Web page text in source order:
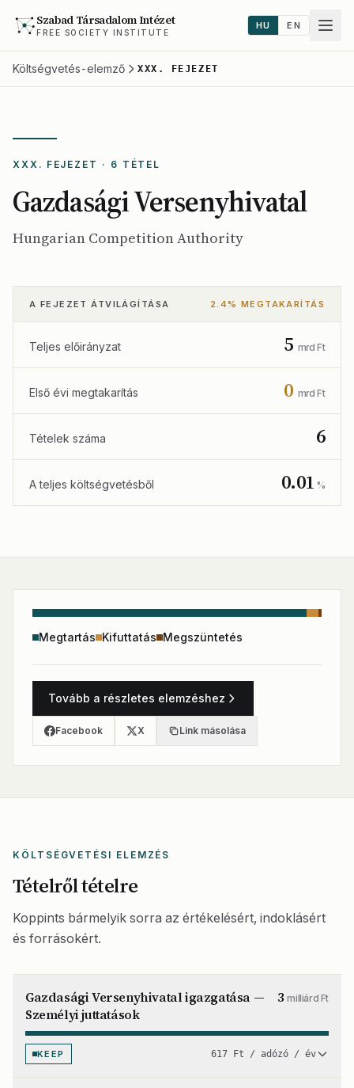
Szabad Társadalom Intézet
FREE SOCIETY INSTITUTE
HU EN
Költségvetés-elemző XXX. FEJEZET
XXX. FEJEZET · 6 TÉTEL
Gazdasági Versenyhivatal
Hungarian Competition Authority
A FEJEZET ÁTVILÁGÍTÁSA 2.4% MEGTAKARÍTÁS
Teljes előirányzat 5 mrd Ft
Első évi megtakarítás 0 mrd Ft
Tételek száma 6
A teljes költségvetésből 0.01 %
Megtartás Kifuttatás Megszüntetés
Tovább a részletes elemzéshez
Facebook X Link másolása
KÖLTSÉGVETÉSI ELEMZÉS
Tételről tételre
Koppints bármelyik sorra az értékelésért, indoklásért
és forrásokért.
Gazdasági Versenyhivatal igazgatása —
Személyi juttatások
3milliárd Ft
KEEP 617 Ft / adózó / év